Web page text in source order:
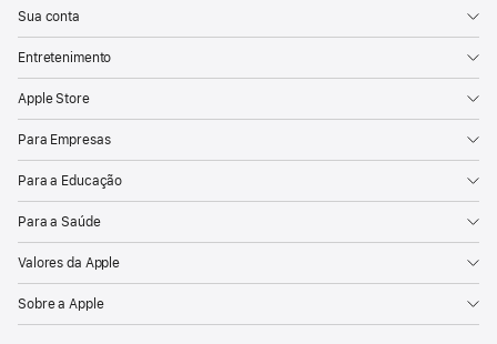
Sua conta
Entretenimento
Apple Store
Para Empresas
Para a Educação
Para a Saúde
Valores da Apple
Sobre a Apple